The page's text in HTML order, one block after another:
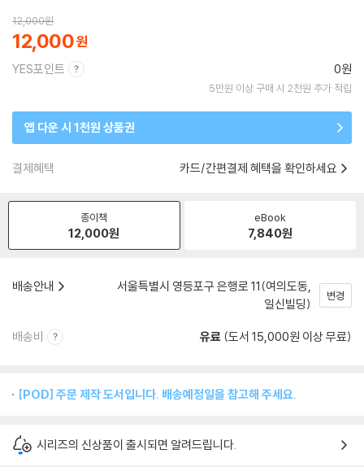
12,000원
12,000
YES포인트 0원
5만원 이상 구매 시 2천원 추가 적립
앱 다운 시 1천원 상품권
결제혜택 카드/간편결제 혜택을 확인하세요
종이책
12,000원
eBook
7,840원
배송안내
서울특별시 영등포구 은행로 11(여의도동,
일신빌딩)
변경
배송비 유료 (도서 15,000원 이상 무료)
[POD] 주문 제작 도서입니다. 배송예정일을 참고해 주세요.
시리즈의 신상품이 출시되면 알려드립니다.